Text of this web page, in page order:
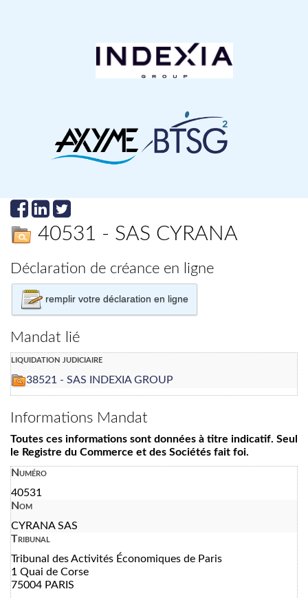
40531 - SAS CYRANA
Déclaration de créance en ligne
remplir votre déclaration en ligne
Mandat lié
liquidation judiciaire
38521 - SAS INDEXIA GROUP
Informations Mandat
Toutes ces informations sont données à titre indicatif. Seul
le Registre du Commerce et des Sociétés fait foi.
Numéro
40531
Nom
CYRANA SAS
Tribunal
Tribunal des Activités Économiques de Paris
1 Quai de Corse
75004 PARIS